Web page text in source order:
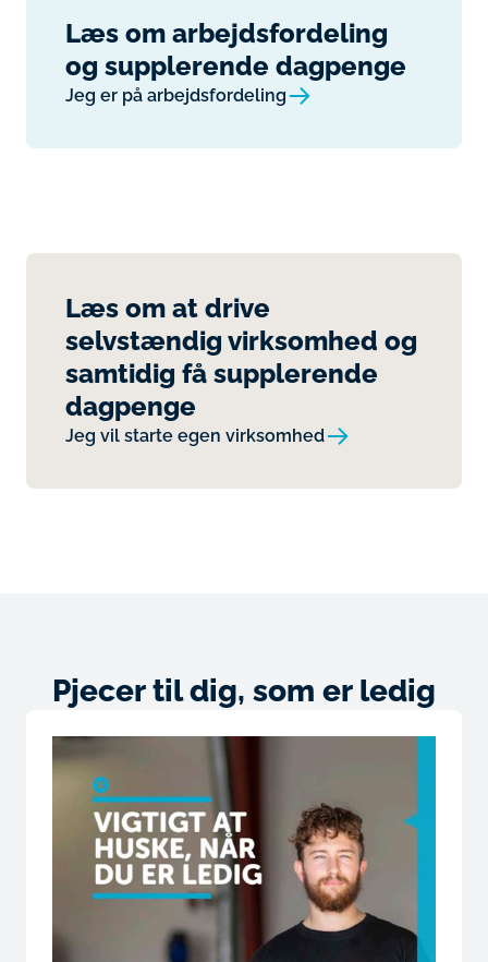
Læs om arbejdsfordeling
og supplerende dagpenge
Jeg er på arbejdsfordeling
Læs om at drive
selvstændig virksomhed og
samtidig få supplerende
dagpenge
Jeg vil starte egen virksomhed
Pjecer til dig, som er ledig